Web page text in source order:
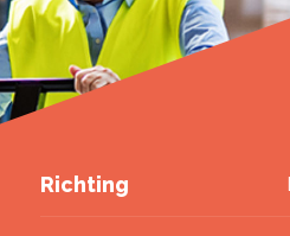
Richting